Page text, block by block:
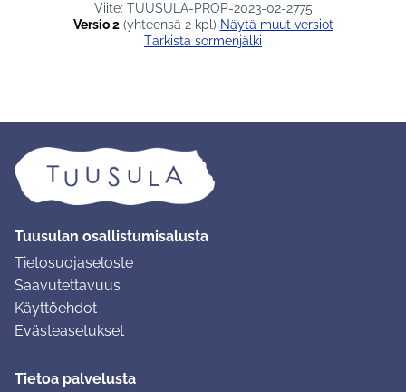
Viite: TUUSULA-PROP-2023-02-2775
Versio 2(yhteensä 2 kpl)
näytä muut versiot
Tarkista sormenjälki
Tuusulan osallistumisalusta
Tietosuojaseloste
Saavutettavuus
Käyttöehdot
Evästeasetukset
Tietoa palvelusta